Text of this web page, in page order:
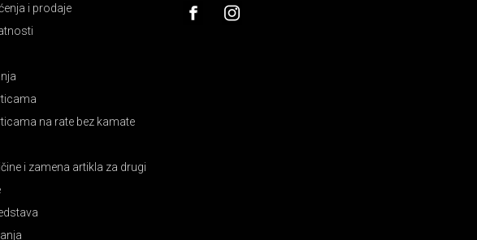
i prodaje
na rate bez kamate
i zamena artikla za drugi